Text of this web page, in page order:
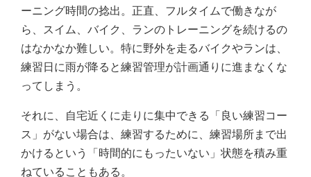
ーニング時間の捻出。正直、フルタイムで働きなが
ら、スイム、バイク、ランのトレーニングを続けるの
はなかなか難しい。特に野外を走るバイクやランは、
練習日に雨が降ると練習管理が計画通りに進まなくな
ってしまう。
それに、自宅近くに走りに集中できる「良い練習コー
ス」がない場合は、練習するために、練習場所まで出
かけるという「時間的にもったいない」状態を積み重
ねていることもある。